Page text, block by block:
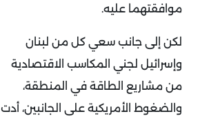
موافقتهما عليه.
لكن إلى جانب سعي كل من لبنان
وإسرائيل لجني المكاسب الاقتصادية
من مشاريع الطاقة في المنطقة،
والضغوط الأمريكية على الجانبين، أدت
وإثيوبيا:
جبهة
مواجهة
جديدة